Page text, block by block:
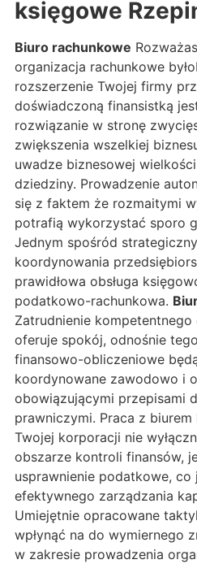
księgowe
Biuro rachunkowe
organizacja rachunkowe
rozszerzenie Twojej firmy
doświadczoną finansistką
rozwiązanie w stronę
zwiększenia wszelkiej
uwadze biznesowej
dziedziny. Prowadzenie
się z faktem że rozmaitymi
potrafią wykorzystać sporo
Jednym spośród
koordynowania
prawidłowa obsługa
podatkowo-rachunkowa.
Zatrudnienie
oferuje spokój, odnośnie
finansowo-obliczeniowe
koordynowane zawodowo i
obowiązującymi przepisami
prawniczymi. Praca z biurem
Twojej korporacji nie
obszarze kontroli finansów,
usprawnienie podatkowe,
efektywnego zarządzania
Umiejętnie opracowane
wpłynąć na do wymiernego
w zakresie prowadzenia